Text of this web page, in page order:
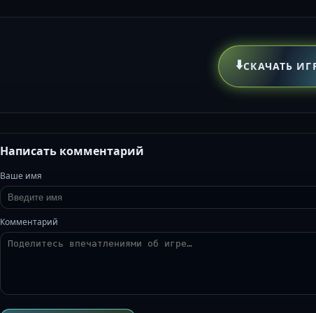
⬇️СКАЧАТЬ
Написать комментарий
Ваше имя
Комментарий